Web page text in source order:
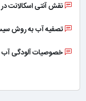
نقش آنتی اسکالانت
تصفیه آب به روش
خصوصیات آلودگی آب